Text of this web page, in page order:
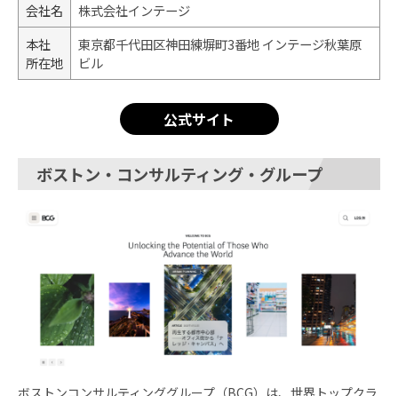
会社名
株式会社インテージ
本社
所在地
東京都千代田区神田練塀町3番地 インテージ秋葉原
ビル
公式サイト
ボストン・コンサルティング・グループ